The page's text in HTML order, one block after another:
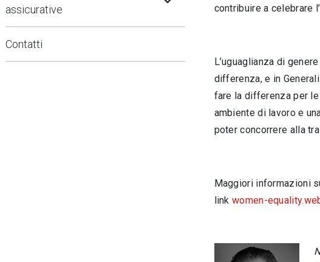
assicurative
Contatti
contribuire a celebrare
L’uguaglianza di
differenza, e in
fare la differenza per
ambiente di lavoro e
poter concorrere alla
Maggiori informazioni
link women-